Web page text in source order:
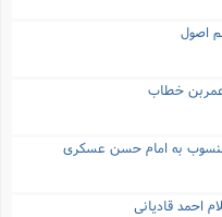
اصول
عمربن خطاب
منسوب به امام حسن عسکرى
احمد قادیانى